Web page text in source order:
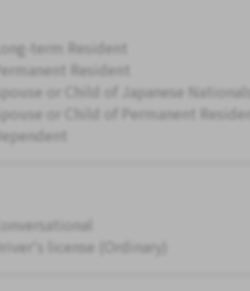
Long-term Resident
Permanent Resident
Spouse or Child of Japanese Nationals
Spouse or Child of Permanent Resident
Dependent
Conversational
Driver's license (Ordinary)